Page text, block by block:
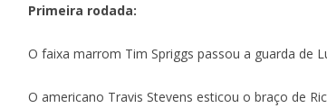
Primeira rodada:
O faixa marrom Tim Spriggs passou a guarda de
O americano Travis Stevens esticou o braço de